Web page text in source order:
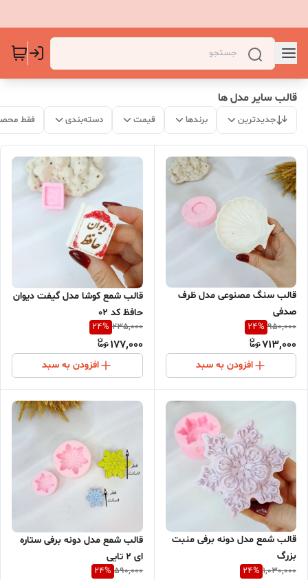
قالب سایر مدل ها
جدیدترین برندها قیمت دسته‌بندی فقط
قالب سنگ مصنوعی مدل ظرف
صدفی
950,000
24%
713,000
افزودن به سبد
قالب شمع کوشا مدل گیفت دیوان
حافظ کد 02
235,000
24%
177,000
افزودن به سبد
قالب شمع مدل دونه برفی منبت
بزرگ
1,030,000
24%
قالب شمع مدل دونه برفی ستاره
ای 2 تایی
590,000
24%